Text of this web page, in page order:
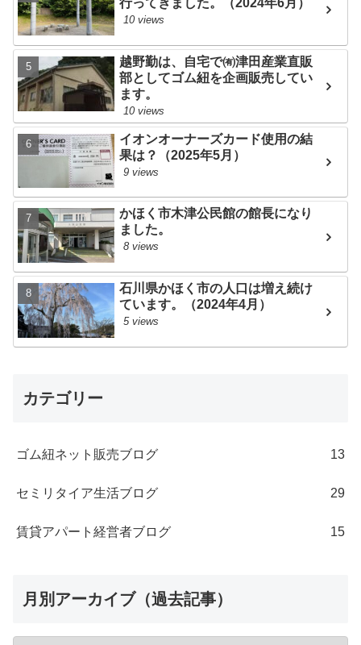
10 views
越野勤は、自宅で㈲津田産業直販
部としてゴム紐を企画販売してい
ます。
10 views
イオンオーナーズカード使用の結
果は？（2025年5月）
9 views
かほく市木津公民館の館長になり
ました。
8 views
石川県かほく市の人口は増え続け
ています。（2024年4月）
5 views
カテゴリー
ゴム紐ネット販売ブログ 13
セミリタイア生活ブログ 29
賃貸アパート経営者ブログ 15
月別アーカイブ（過去記事）